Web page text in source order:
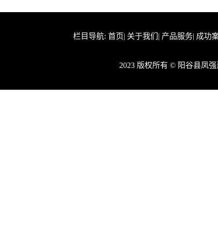
栏目导航: 首页| 关于我们 | 产品服务| 成功
2023 版权所有 © 阳谷县凤